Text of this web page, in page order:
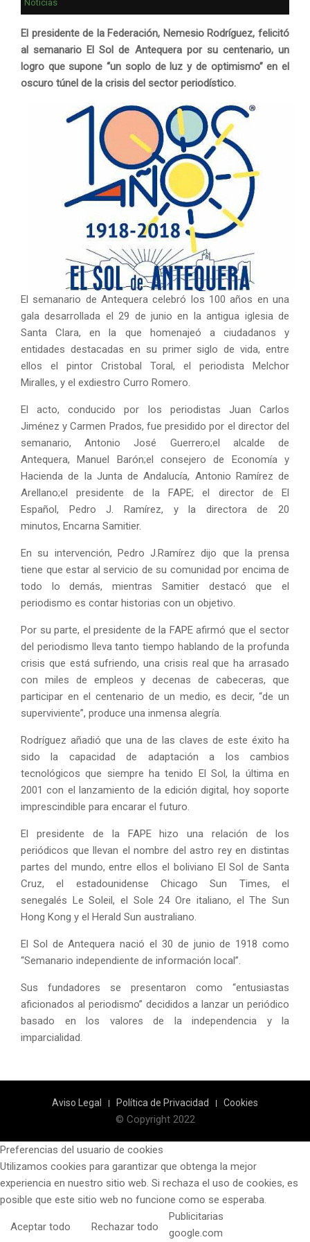
Noticias
El presidente de la Federación, Nemesio Rodríguez, felicitó
al semanario El Sol de Antequera por su centenario, un
logro que supone “un soplo de luz y de optimismo” en el
oscuro túnel de la crisis del sector periodístico.
El semanario de Antequera celebró los 100 años en una
gala desarrollada el 29 de junio en la antigua iglesia de
Santa Clara, en la que homenajeó a ciudadanos y
entidades destacadas en su primer siglo de vida, entre
ellos el pintor Cristobal Toral, el periodista Melchor
Miralles, y el exdiestro Curro Romero.
El acto, conducido por los periodistas Juan Carlos
Jiménez y Carmen Prados, fue presidido por el director del
semanario, Antonio José Guerrero;el alcalde de
Antequera, Manuel Barón;el consejero de Economía y
Hacienda de la Junta de Andalucía, Antonio Ramírez de
Arellano;el presidente de la FAPE; el director de El
Español, Pedro J. Ramírez, y la directora de 20
minutos, Encarna Samitier.
En su intervención, Pedro J.Ramírez dijo que la prensa
tiene que estar al servicio de su comunidad por encima de
todo lo demás, mientras Samitier destacó que el
periodismo es contar historias con un objetivo.
Por su parte, el presidente de la FAPE afirmó que el sector
del periodismo lleva tanto tiempo hablando de la profunda
crisis que está sufriendo, una crisis real que ha arrasado
con miles de empleos y decenas de cabeceras, que
participar en el centenario de un medio, es decir, “de un
superviviente”, produce una inmensa alegría.
Rodríguez añadió que una de las claves de este éxito ha
sido la capacidad de adaptación a los cambios
tecnológicos que siempre ha tenido El Sol, la última en
2001 con el lanzamiento de la edición digital, hoy soporte
imprescindible para encarar el futuro.
El presidente de la FAPE hizo una relación de los
periódicos que llevan el nombre del astro rey en distintas
partes del mundo, entre ellos el boliviano El Sol de Santa
Cruz, el estadounidense Chicago Sun Times, el
senegalés Le Soleil, el Sole 24 Ore italiano, el The Sun
Hong Kong y el Herald Sun australiano.
El Sol de Antequera nació el 30 de junio de 1918 como
“Semanario independiente de información local”.
Sus fundadores se presentaron como “entusiastas
aficionados al periodismo” decididos a lanzar un periódico
basado en los valores de la independencia y la
imparcialidad.
Aviso Legal Política de Privacidad Cookies
© Copyright 2022
Preferencias del usuario de cookies
Utilizamos cookies para garantizar que obtenga la mejor
experiencia en nuestro sitio web. Si rechaza el uso de cookies, es
posible que este sitio web no funcione como se esperaba.
Aceptar todo Rechazar todo
Publicitarias
google.com